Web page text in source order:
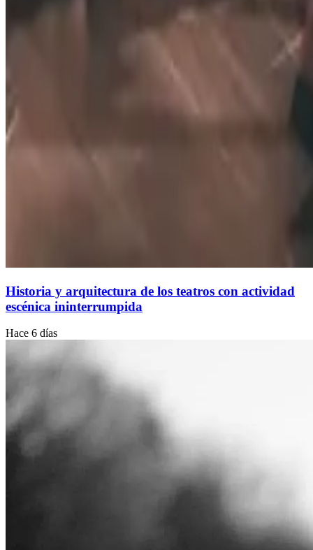
Historia y arquitectura de los teatros con actividad
escénica ininterrumpida
Hace 6 días